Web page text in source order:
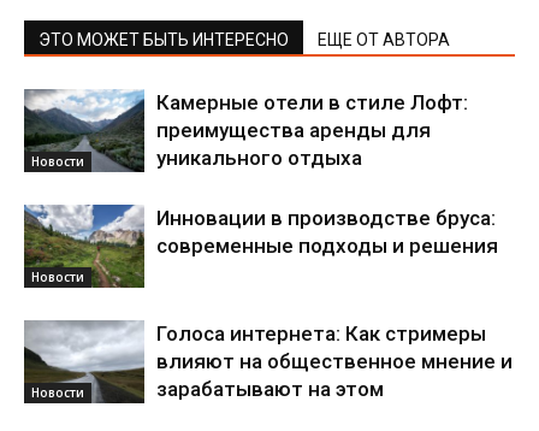
ЭТО МОЖЕТ БЫТЬ ИНТЕРЕСНО ЕЩЕ ОТ АВТОРА
Новости
Камерные отели в стиле Лофт:
преимущества аренды для
уникального отдыха
Новости
Инновации в производстве бруса:
современные подходы и решения
Новости
Голоса интернета: Как стримеры
влияют на общественное мнение и
зарабатывают на этом